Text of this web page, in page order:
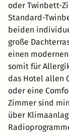
oder Twinbett-
Standard-
beiden
große
einen
somit für
das Hotel allen
oder eine
Zimmer sind
über